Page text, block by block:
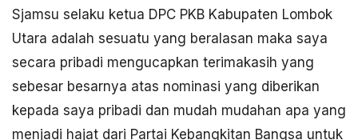
Sjamsu selaku ketua DPC PKB Kabupaten Lombok
Utara adalah sesuatu yang beralasan maka saya
secara pribadi mengucapkan terimakasih yang
sebesar besarnya atas nominasi yang diberikan
kepada saya pribadi dan mudah mudahan apa yang
menjadi hajat dari Partai Kebangkitan Bangsa untuk